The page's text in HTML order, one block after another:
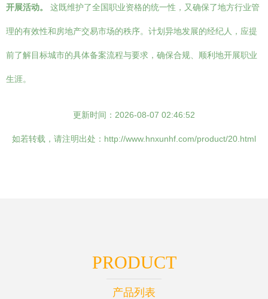
开展活动。 这既维护了全国职业资格的统一性，又确保了地方行业管
理的有效性和房地产交易市场的秩序。计划异地发展的经纪人，应提
前了解目标城市的具体备案流程与要求，确保合规、顺利地开展职业
生涯。
更新时间：2026-08-07 02:46:52
如若转载，请注明出处：http://www.hnxunhf.com/product/20.html
PRODUCT
产品列表